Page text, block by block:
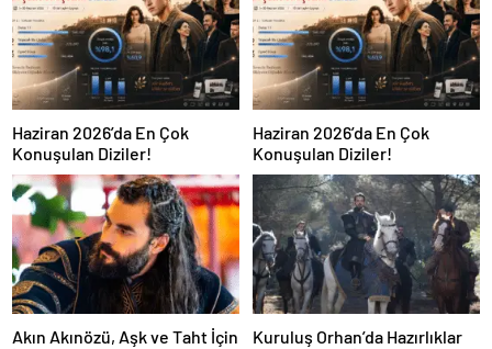
Haziran 2026’da En Çok
Konuşulan Diziler!
Haziran 2026’da En Çok
Konuşulan Diziler!
Akın Akınözü, Aşk ve Taht İçin
Kuruluş Orhan’da Hazırlıklar